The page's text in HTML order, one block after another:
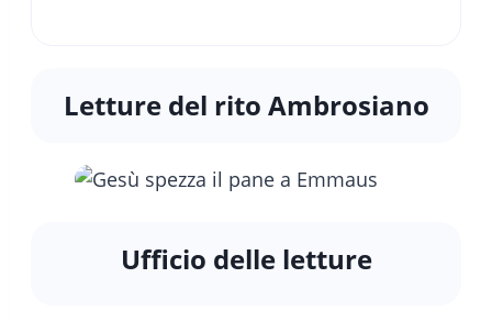
Letture del rito Ambrosiano
Ufficio delle letture